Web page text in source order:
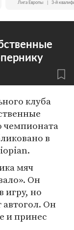
Лига Европы 3-й
клуба
чемпионата
в
мяч
Он
игру, но
автогол. Он
и принес